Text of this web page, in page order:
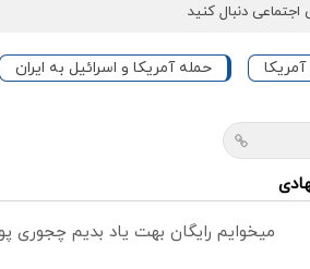
اجتماعی دنبال کنید
آمریکا حمله آمریکا و اسرائیل به ایران
میخوایم رایگان بهت یاد بدیم چجوری